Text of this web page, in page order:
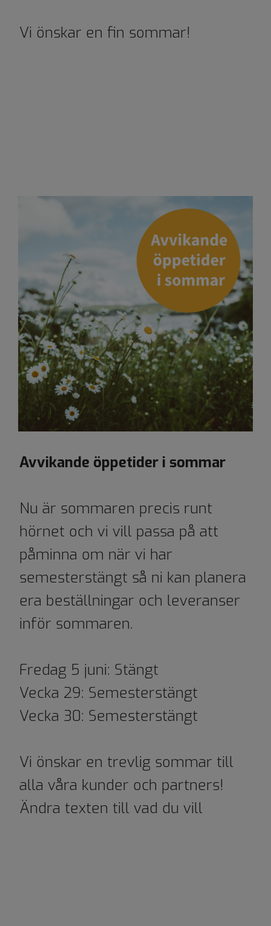
Vi önskar en fin sommar!
Avvikande öppetider i sommar
Nu är sommaren precis runt
hörnet och vi vill passa på att
påminna om när vi har
semesterstängt så ni kan planera
era beställningar och leveranser
inför sommaren.
Fredag 5 juni: Stängt
Vecka 29: Semesterstängt
Vecka 30: Semesterstängt
Vi önskar en trevlig sommar till
alla våra kunder och partners!
Ändra texten till vad du vill